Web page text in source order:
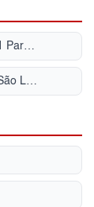
Condomínio Residencial Giardino Imperiale 1 Parque São Lucas
Condomínio Vibra Estação Oratório Parque São Lucas